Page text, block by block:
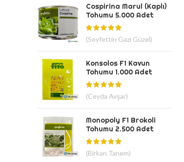
Cospirina Marul (Kaplı)
Tohumu 5.000 Adet
(Seyfettin Gazi Güzel)
Konsolos F1 Kavun
Tohumu 1.000 Adet
(Ceyda Avşar)
Monopoly F1 Brokoli
Tohumu 2.500 Adet
(Birkan Tanem)